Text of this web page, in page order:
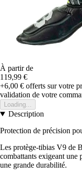
À partir de
119,99 €
+6,00 € offerts sur votre
validation de votre
Loading...
Description
Protection de précision
Les protège-tibias V9 de
combattants exigeant une
une grande durabilité.